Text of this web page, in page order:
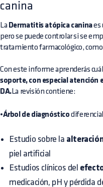
canina
La Dermatitis atópica caninaes
pero se puede controlar si se
tratamiento farmacológico,
Con este informe aprenderás
soporte, con especial atención
DA.La revisión contiene:
•Árbol de diagnóstico
Estudio sobre la
piel artificial
Estudios clínicos del
medicación, pH y pérdida